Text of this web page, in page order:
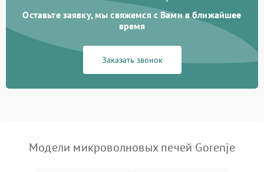
Проблемы с вентилятором 2000 ₽
Поломка системы
охлаждения
Подробнее →
Не работают сенсорные
Сломался трансформатор Подробнее →
Оставьте заявку, мы свяжемся с Вами в ближайшее
время
Заказать звонок
Модели микроволновых печей Gorenje